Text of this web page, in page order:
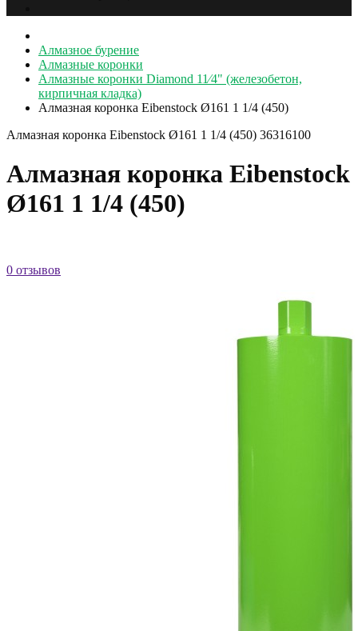
Алмазное бурение
Алмазные коронки
Алмазные коронки Diamond 11⁄4" (железобетон,
кирпичная кладка)
Алмазная коронка Eibenstock Ø161 1 1/4 (450)
Алмазная коронка Eibenstock Ø161 1 1/4 (450) 36316100
Алмазная коронка Eibenstock
Ø161 1 1/4 (450)
0 отзывов